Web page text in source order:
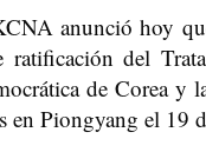
anunció hoy
del
de Corea y
en Piongyang el 19